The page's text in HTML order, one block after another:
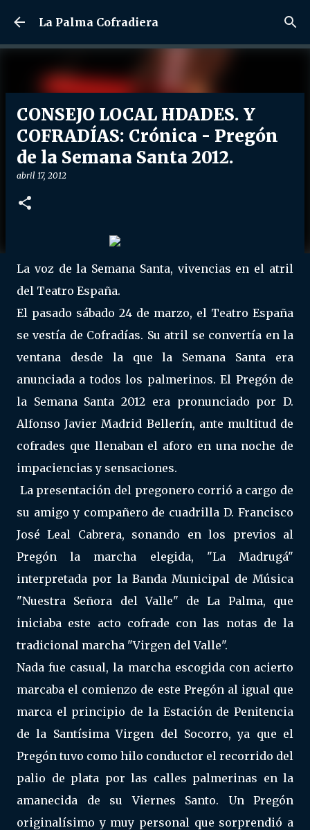
Ir al contenido principal
La Palma Cofradiera
CONSEJO LOCAL HDADES. Y
COFRADÍAS: Crónica - Pregón
de la Semana Santa 2012.
abril 17, 2012
La voz de la Semana Santa, vivencias en el atril
del Teatro España.
El pasado sábado 24 de marzo, el Teatro España
se vestía de Cofradías. Su atril se convertía en la
ventana desde la que la Semana Santa era
anunciada a todos los palmerinos. El Pregón de
la Semana Santa 2012 era pronunciado por D.
Alfonso Javier Madrid Bellerín, ante multitud de
cofrades que llenaban el aforo en una noche de
impaciencias y sensaciones.
La presentación del pregonero corrió a cargo de
su amigo y compañero de cuadrilla D. Francisco
José Leal Cabrera, sonando en los previos al
Pregón la marcha elegida, "La Madrugá"
interpretada por la Banda Municipal de Música
"Nuestra Señora del Valle" de La Palma, que
iniciaba este acto cofrade con las notas de la
tradicional marcha "Virgen del Valle".
Nada fue casual, la marcha escogida con acierto
marcaba el comienzo de este Pregón al igual que
marca el principio de la Estación de Penitencia
de la Santísima Virgen del Socorro, ya que el
Pregón tuvo como hilo conductor el recorrido del
palio de plata por las calles palmerinas en la
amanecida de su Viernes Santo. Un Pregón
originalísimo y muy personal que sorprendió a